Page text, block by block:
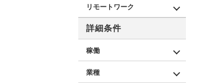
リモートワーク
詳細条件
稼働
業種